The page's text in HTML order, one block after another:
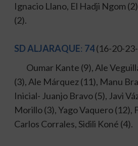
Ignacio Llano, El Hadji Ngom
(2).
SD ALJARAQUE: 74 (16-20-
Oumar Kante (9), Ale
(3), Ale Márquez (11), Manu
Inicial- Juanjo Bravo (5), Javi
Morillo (3), Yago Vaquero (12),
Carlos Corrales, Sidili Koné (4).